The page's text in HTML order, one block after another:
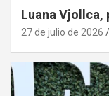
Luana Vjollca,
27 de julio de 2026